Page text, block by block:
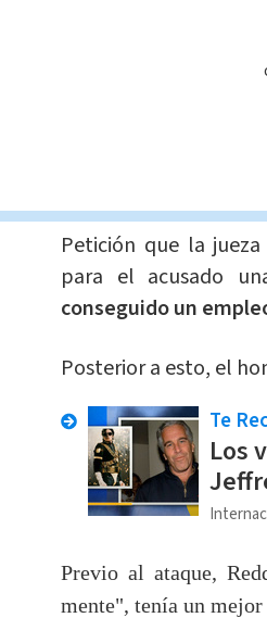
¿Por qué el
El abogado de
Petición que la
para el acusado
conseguido un
Posterior a esto, el
Te
Los
Previo al ataque,
mente", tenía un